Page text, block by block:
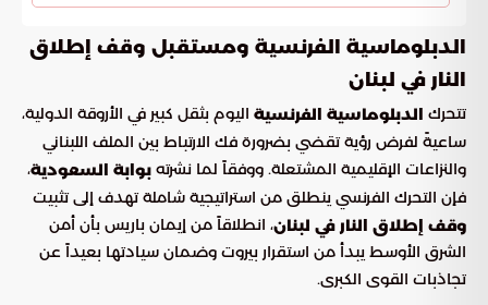
الدبلوماسية الفرنسية ومستقبل وقف إطلاق
النار في لبنان
تتحرك الدبلوماسية الفرنسية اليوم بثقل كبير في الأروقة الدولية،
ساعيةً لفرض رؤية تقضي بضرورة فك الارتباط بين الملف اللبناني
والنزاعات الإقليمية المشتعلة. ووفقاً لما نشرته بوابة السعودية،
فإن التحرك الفرنسي ينطلق من استراتيجية شاملة تهدف إلى تثبيت
وقف إطلاق النار في لبنان، انطلاقاً من إيمان باريس بأن أمن
الشرق الأوسط يبدأ من استقرار بيروت وضمان سيادتها بعيداً عن
تجاذبات القوى الكبرى.